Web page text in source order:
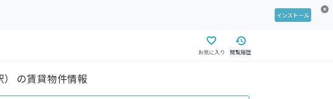
インストール
お気に入り 閲覧履歴
の賃貸物件情報